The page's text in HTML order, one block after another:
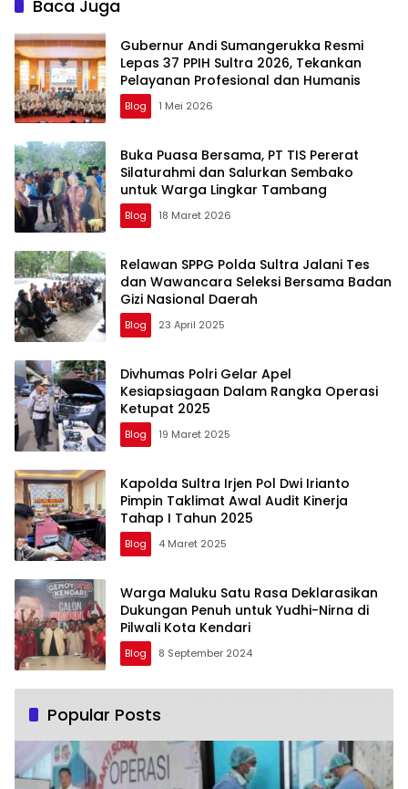
Baca Juga
Gubernur Andi Sumangerukka Resmi
Lepas 37 PPIH Sultra 2026, Tekankan
Pelayanan Profesional dan Humanis
Blog 1 Mei 2026
Buka Puasa Bersama, PT TIS Pererat
Silaturahmi dan Salurkan Sembako
untuk Warga Lingkar Tambang
Blog 18 Maret 2026
Relawan SPPG Polda Sultra Jalani Tes
dan Wawancara Seleksi Bersama Badan
Gizi Nasional Daerah
Blog 23 April 2025
Divhumas Polri Gelar Apel
Kesiapsiagaan Dalam Rangka Operasi
Ketupat 2025
Blog 19 Maret 2025
Kapolda Sultra Irjen Pol Dwi Irianto
Pimpin Taklimat Awal Audit Kinerja
Tahap I Tahun 2025
Blog 4 Maret 2025
Warga Maluku Satu Rasa Deklarasikan
Dukungan Penuh untuk Yudhi-Nirna di
Pilwali Kota Kendari
Blog 8 September 2024
Popular Posts